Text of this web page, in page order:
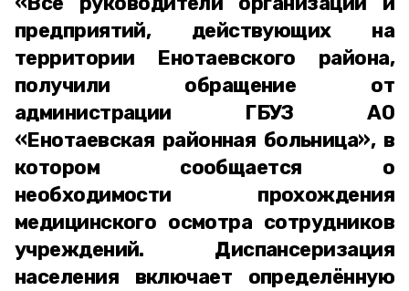
предприятий, действующих на
территории Енотаевского района,
получили обращение от
администрации ГБУЗ АО
«Енотаевская районная больница», в
котором сообщается о
необходимости прохождения
медицинского осмотра сотрудников
учреждений. Диспансеризация
населения включает определённую